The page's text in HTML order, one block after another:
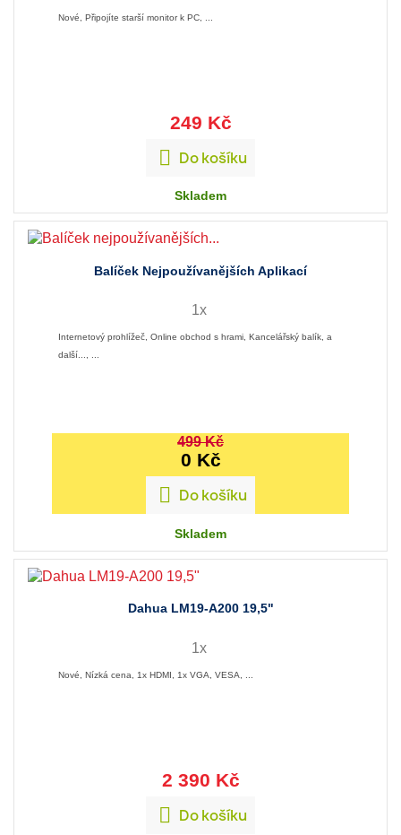
Nové, Připojíte starší monitor k PC, ...
249 Kč
 Do košíku
Skladem
Balíček Nejpoužívanějších Aplikací
1x
Internetový prohlížeč, Online obchod s hrami, Kancelářský balík, a
další..., ...
499 Kč
0 Kč
 Do košíku
Skladem
Dahua LM19-A200 19,5"
1x
Nové, Nízká cena, 1x HDMI, 1x VGA, VESA, ...
2 390 Kč
 Do košíku